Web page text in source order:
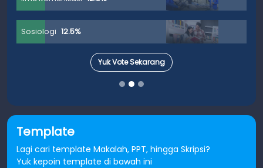
Agribisnis 0%
Yuk Vote Sekarang
Template
Lagi cari template Makalah, PPT, hingga Skripsi?
Yuk kepoin template di bawah ini